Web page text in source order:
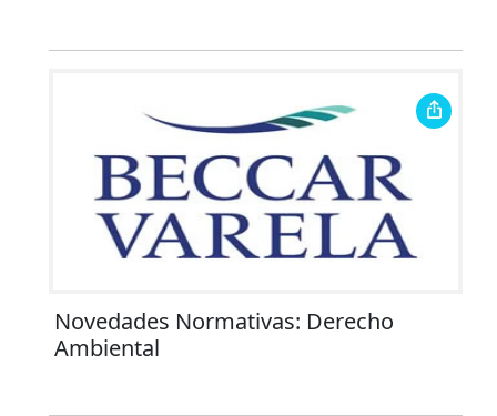
Novedades Normativas: Derecho
Ambiental